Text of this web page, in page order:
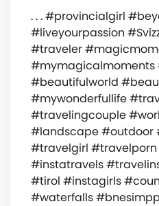
. . . #provincialgirl
#liveyourpassion
#traveler
#mymagicalmoments
#beautifulworld
#mywonderfullife
#travelingcouple
#landscape #outdoor
#travelgirl
#instatravels
#tirol #instagirls
#waterfalls